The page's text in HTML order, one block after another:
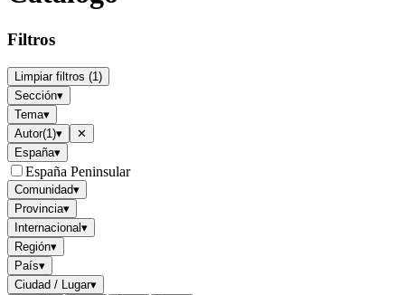
Filtros
Limpiar filtros (1)
Sección▾
Tema▾
Autor(1)▾
✕
España▾
España Peninsular
Comunidad▾
Provincia▾
Internacional▾
Región▾
País▾
Ciudad / Lugar▾